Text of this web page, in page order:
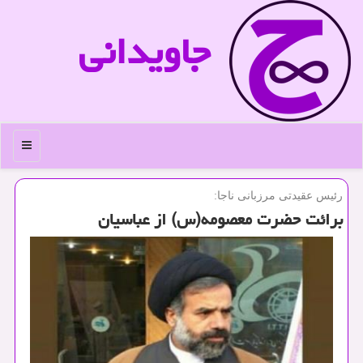
جاویدانی
منو
رئیس عقیدتی مرزبانی ناجا:
برائت حضرت معصومه(س) از عباسیان